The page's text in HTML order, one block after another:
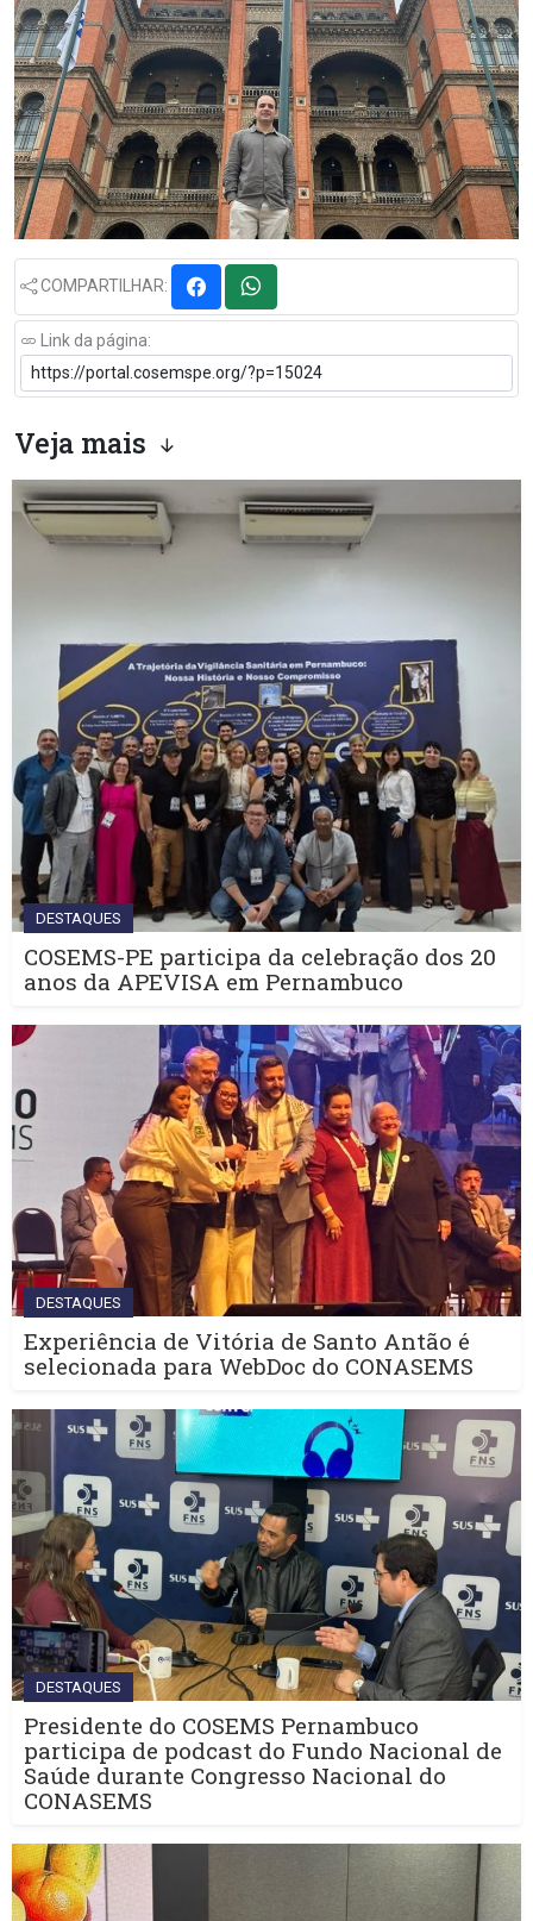
COMPARTILHAR:
Link da página:
Veja mais
DESTAQUES
COSEMS-PE participa da celebração dos 20
anos da APEVISA em Pernambuco
DESTAQUES
Experiência de Vitória de Santo Antão é
selecionada para WebDoc do CONASEMS
DESTAQUES
Presidente do COSEMS Pernambuco
participa de podcast do Fundo Nacional de
Saúde durante Congresso Nacional do
CONASEMS